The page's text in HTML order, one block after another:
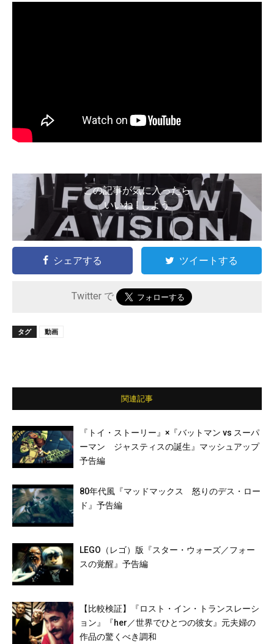
この記事が気に入ったら
いいね ! しよう
シェアする ツイートする
Twitter で
タグ 動画
関連記事
『トイ・ストーリー』×『バットマン vs スーパ
ーマン ジャスティスの誕生』マッシュアップ
予告編
80年代風『マッドマックス 怒りのデス・ロー
ド』予告編
LEGO（レゴ）版『スター・ウォーズ／フォー
スの覚醒』予告編
【比較検証】『ロスト・イン・トランスレーシ
ョン』『her／世界でひとつの彼女』元夫婦の
作品の驚くべき調和